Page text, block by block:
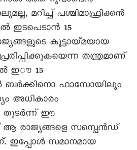
മറിച്ച് പശ്ചിമാഫ്രിക്കൻ
ഇടപെടാൻ 15
കൂട്ടായ്മയായ
തന്ത്രമാണ്
ഇൗ 15
ബർക്കിനൊ ഫാസോയിലും
അധികാരം
തുടർന്ന് ഈ
ആ രാജ്യങ്ങളെ സസ്പെൻഡ്
ഇപ്പോൾ സമാനമായ